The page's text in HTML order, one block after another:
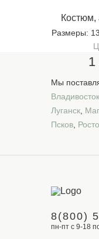
Костюм,
Размеры:
1
Мы
Владивосток
Луганск
Псков
8(800)
пн-пт с 9-18